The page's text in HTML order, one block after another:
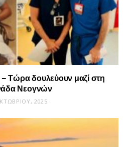
Τώρα δουλεύουν μαζί στη
Νεογνών
2025